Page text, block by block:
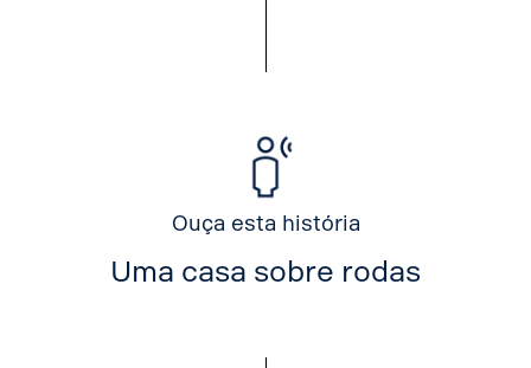
Ouça esta história
Uma casa sobre rodas